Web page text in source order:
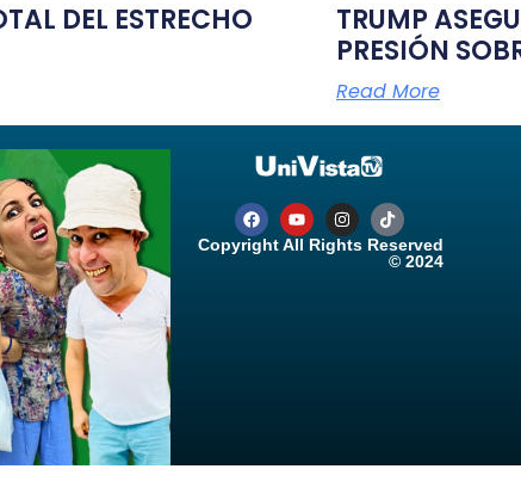
DEL ESTRECHO
TRUMP
PRESIÓN
Read More
Copyright All Rights Reserved
© 2024